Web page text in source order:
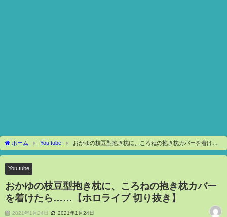
ホーム You tube
おかゆの枝豆型抱き枕に、ころねの抱き枕カバーを着けた
ら……【ホロライブ 切り抜き】
You tube
おかゆの枝豆型抱き枕に、ころねの抱き枕カバー
を着けたら……【ホロライブ 切り抜き】
2021年1月24日 2021年1月24日